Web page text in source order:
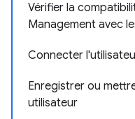
Vérifier la
Management avec
Connecter
Enregistrer ou
utilisateur